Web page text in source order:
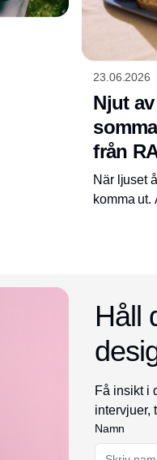
23.06.2026
Njut
från
När ljuset
komma ut.
med ut i
Håll
Få insikt i
intervjuer,
Namn